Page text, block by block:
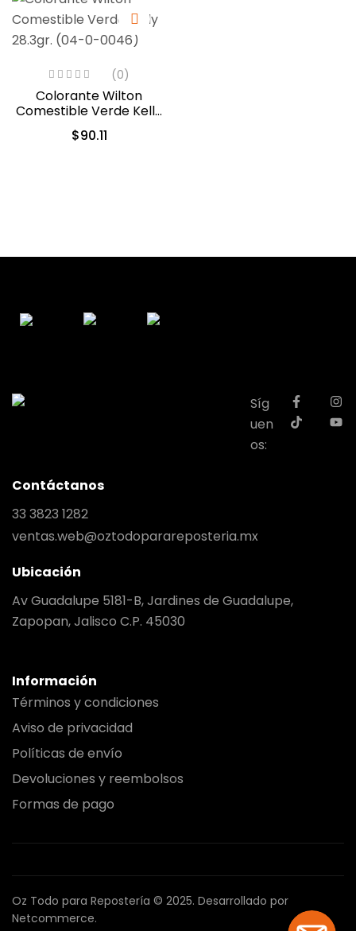
(0)
Colorante Wilton
Comestible Verde Kelly
28.3gr. (04-0-0046)
$90.11
Síg
uen
os:
Contáctanos
33 3823 1282
ventas.web@oztodoparareposteria.mx
Ubicación
Av Guadalupe 5181-B, Jardines de Guadalupe,
Zapopan, Jalisco C.P. 45030
Información
Términos y condiciones
Aviso de privacidad
Políticas de envío
Devoluciones y reembolsos
Formas de pago
Oz Todo para Repostería © 2025. Desarrollado por
Netcommerce.